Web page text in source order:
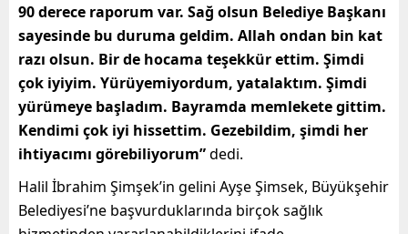
90 derece raporum var. Sağ olsun Belediye Başkanı
sayesinde bu duruma geldim. Allah ondan bin kat
razı olsun. Bir de hocama teşekkür ettim. Şimdi
çok iyiyim. Yürüyemiyordum, yatalaktım. Şimdi
yürümeye başladım. Bayramda memlekete gittim.
Kendimi çok iyi hissettim. Gezebildim, şimdi her
ihtiyacımı görebiliyorum”dedi.
Halil İbrahim Şimşek’in gelini Ayşe Şimsek, Büyükşehir
Belediyesi’ne başvurduklarında birçok sağlık